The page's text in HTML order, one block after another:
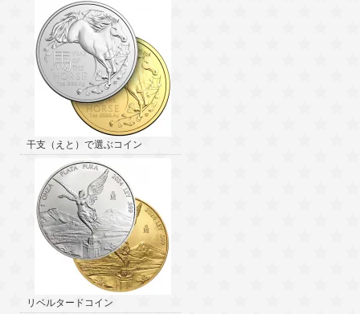
干支（えと）で選ぶコイン
リベルタードコイン